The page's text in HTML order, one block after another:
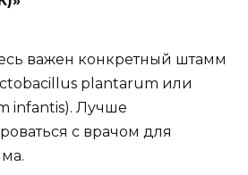
важен конкретный штамм
plantarum или
infantis). Лучше
с врачом для